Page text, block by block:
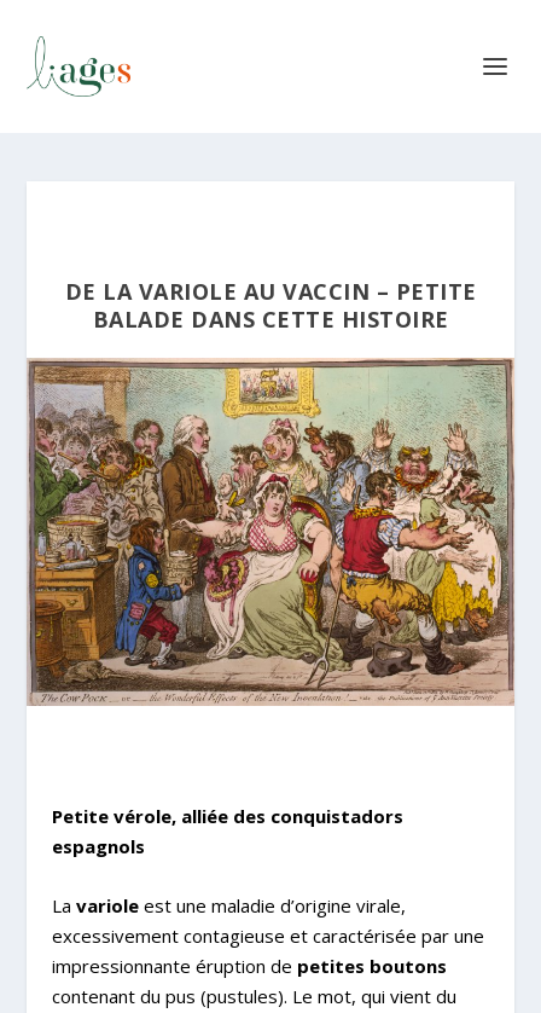
DE LA VARIOLE AU VACCIN – PETITE
BALADE DANS CETTE HISTOIRE
Petite vérole, alliée des conquistadors
espagnols
La varioleest une maladie d’origine virale,
excessivement contagieuse et caractérisée par une
impressionnante éruption de petites boutons
contenant du pus (pustules). Le mot, qui vient du